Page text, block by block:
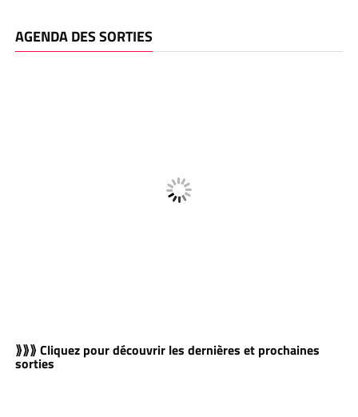
AGENDA DES SORTIES
⟫⟫⟫ Cliquez pour découvrir les dernières et prochaines
sorties